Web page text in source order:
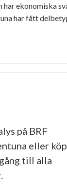
ekonomiska
har fått
på BRF
eller
till alla